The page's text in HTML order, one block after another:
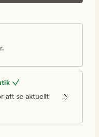
att se aktuellt